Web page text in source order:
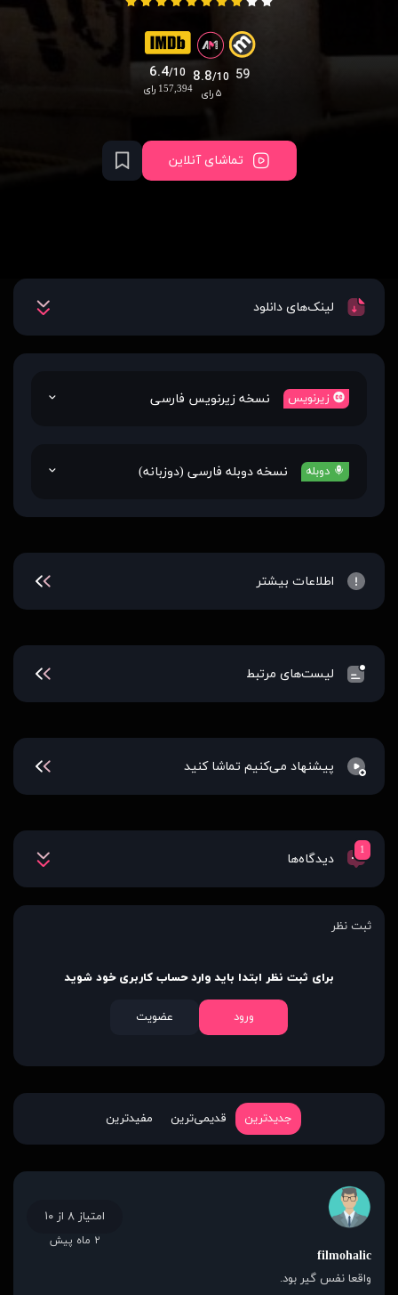
6.4/10
157,394 رای
8.8/10
۵ رای
59
تماشای آنلاین
لینک‌های دانلود
زیرنویس نسخه زیرنویس فارسی
دوبله نسخه دوبله فارسی (دوزبانه)
اطلاعات بیشتر
لیست‌های مرتبط
پیشنهاد می‌کنیم تماشا کنید
1
دیدگاه‌ها
ثبت نظر
برای ثبت نظر ابتدا باید وارد حساب کاربری خود شوید
ورود عضویت
جدیدترین قدیمی‌ترین مفیدترین
filmohalic
واقعا نفس گیر بود.
امتیاز ۸ از ۱۰
۲ ماه پیش